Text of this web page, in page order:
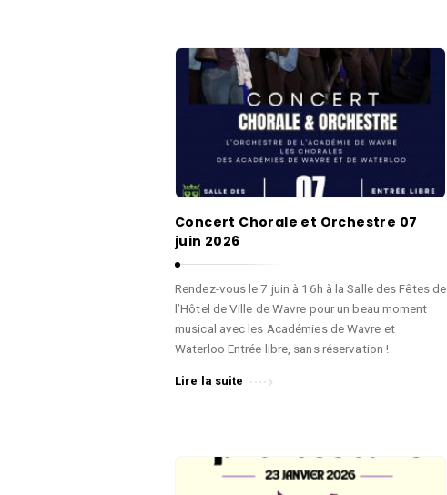
u
e
n
s
e
e
t
A
r
t
s
l
A
m
i
e
d
e
M
u
i
Concert Chorale et Orchestre 07
juin 2026
Rendez-vous le 7 juin à 16h à la Salle des Fêtes de
l’Hôtel de Ville de Wavre pour un beau moment
musical avec les Académies de Wavre et
Waterloo Entrée libre, sans réservation !
Lire la suite